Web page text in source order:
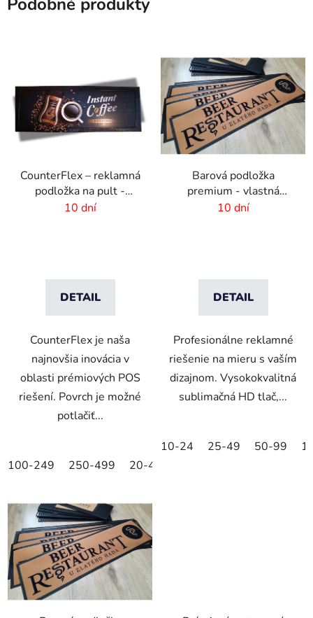
CounterFlex – reklamná
podložka na pult -
200x550 mm
10 dní
DETAIL
CounterFlex je naša
najnovšia inovácia v
oblasti prémiových POS
riešení. Povrch je možné
potlačiť...
100-249 250-499 20-49
Barová podložka
premium - vlastná
potlač - 234 x 600 mm
10 dní
DETAIL
Profesionálne reklamné
riešenie na mieru s vaším
dizajnom. Vysokokvalitná
sublimačná HD tlač,...
10-24 25-49 50-99